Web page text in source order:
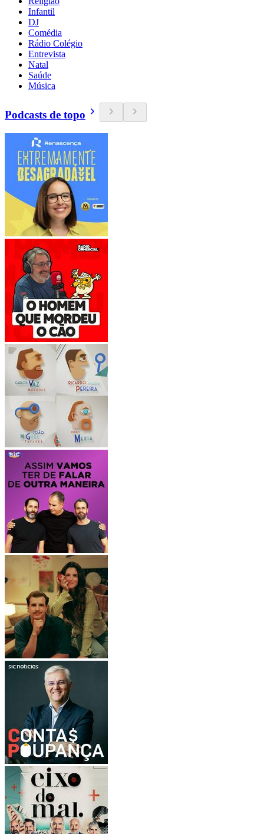
Infantil
DJ
Comédia
Rádio Colégio
Entrevista
Natal
Saúde
Música
Podcasts de topo